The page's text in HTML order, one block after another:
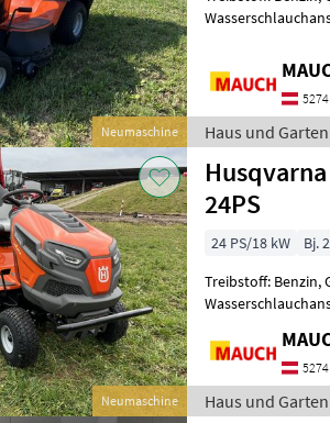
Neumaschine Haus und
Neumaschine
24PS
24 PS/18 kW Bj.
Treibstoff: Benzin,
Haus und